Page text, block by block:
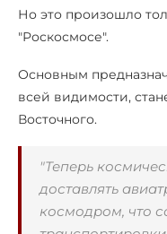
Но это произошло
"Роскосмосе".
Основным
всей видимости,
Восточного.
"Теперь
доставлять
космодром, что